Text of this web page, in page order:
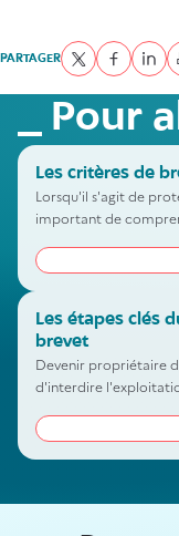
PARTAGERPartager sur
Partager
Pour
Les critères de
Lorsqu'il s'agit de
important de
spécifiques peuvent
Les étapes clés
brevet
Devenir propriétaire
d'interdire
auprès de l'INPI. Voici